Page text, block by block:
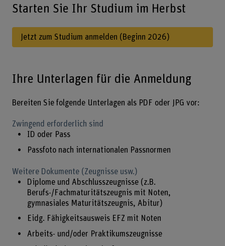
Starten Sie Ihr Studium im Herbst
Jetzt zum Studium anmelden (Beginn 2026)
Ihre Unterlagen für die Anmeldung
Bereiten Sie folgende Unterlagen als PDF oder JPG vor:
Zwingend erforderlich sind
ID oder Pass
Passfoto nach internationalen Passnormen
Weitere Dokumente (Zeugnisse usw.)
Diplome und Abschlusszeugnisse (z.B.
Berufs-/Fachmaturitätszeugnis mit Noten,
gymnasiales Maturitätszeugnis, Abitur)
Eidg. Fähigkeitsausweis EFZ mit Noten
Arbeits- und/oder Praktikumszeugnisse